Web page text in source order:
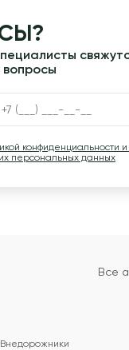
конфиденциальности
персональных данных
Все
Внедорожники